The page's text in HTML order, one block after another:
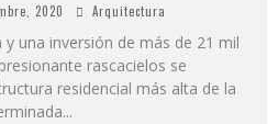
2020 Arquitectura
una inversión de más de 21 mil
rascacielos se
residencial más alta de la
...